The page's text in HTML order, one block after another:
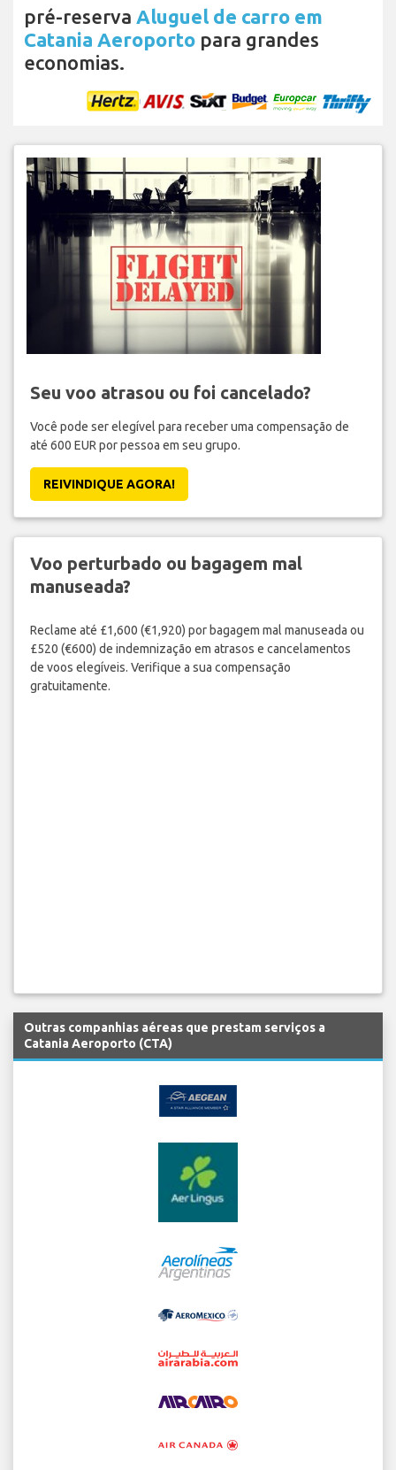
pré-reserva Aluguel de carro em
Catania Aeroporto para grandes
economias.
Seu voo atrasou ou foi cancelado?
Você pode ser elegível para receber uma compensação de
até 600 EUR por pessoa em seu grupo.
REIVINDIQUE AGORA!
Voo perturbado ou bagagem mal
manuseada?
Reclame até £1,600 (€1,920) por bagagem mal manuseada ou
£520 (€600) de indemnização em atrasos e cancelamentos
de voos elegíveis. Verifique a sua compensação
gratuitamente.
Outras companhias aéreas que prestam serviços a
Catania Aeroporto (CTA)